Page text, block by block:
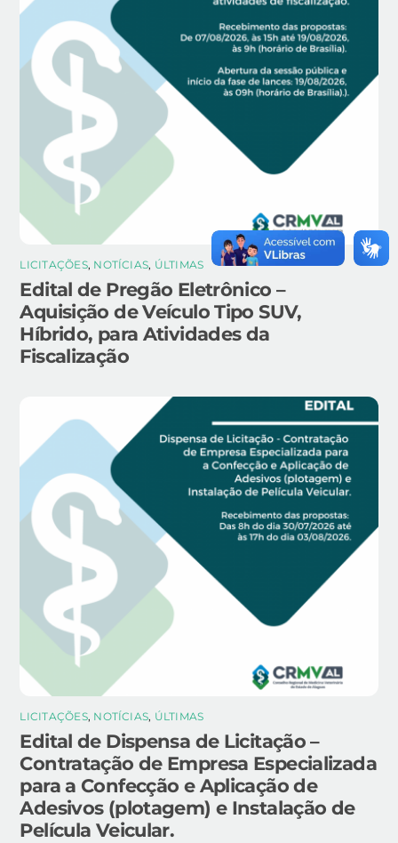
LICITAÇÕES, NOTÍCIAS, ÚLTIMAS
Edital de Pregão Eletrônico –
Aquisição de Veículo Tipo SUV,
Híbrido, para Atividades da
Fiscalização
LICITAÇÕES, NOTÍCIAS, ÚLTIMAS
Edital de Dispensa de Licitação –
Contratação de Empresa Especializada
para a Confecção e Aplicação de
Adesivos (plotagem) e Instalação de
Película Veicular.